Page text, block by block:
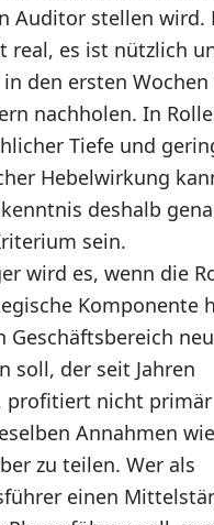
Auditor stellen wird.
real, es ist nützlich
den ersten
nachholen. In
Tiefe und
Hebelwirkung
deshalb
sein.
wird es, wenn die
Komponente
Geschäftsbereich neu
soll, der seit Jahren
profitiert nicht primär
Annahmen
zu teilen. Wer als
einen